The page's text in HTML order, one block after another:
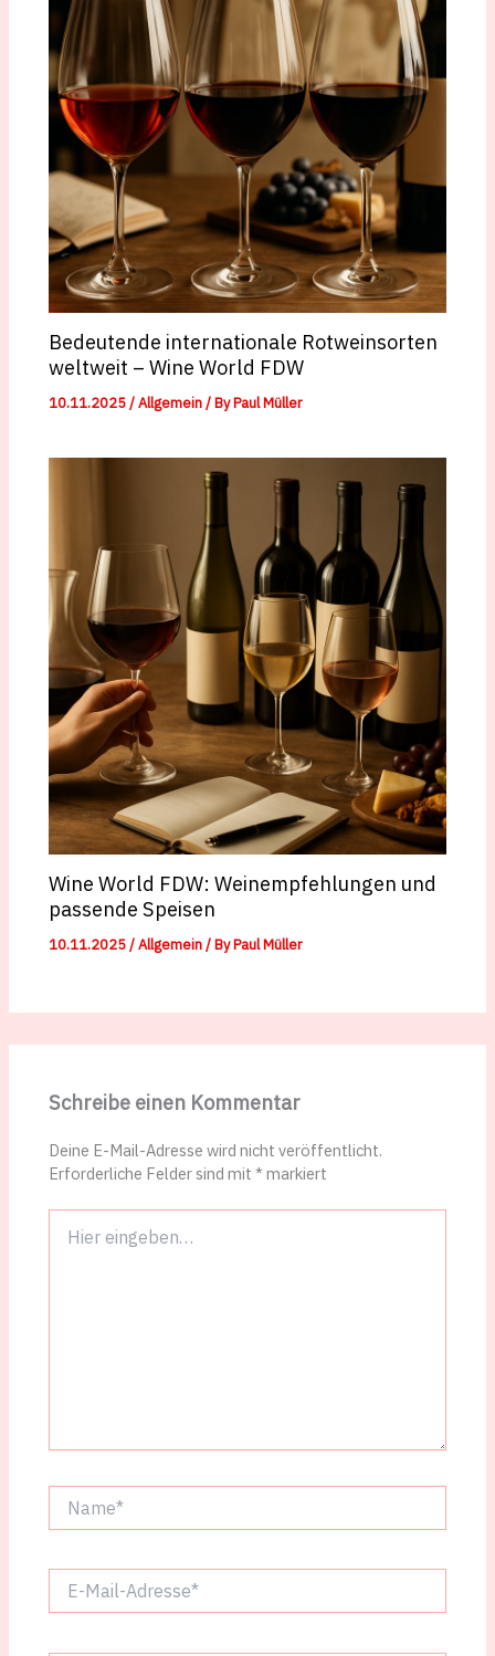
Bedeutende internationale Rotweinsorten
weltweit – Wine World FDW
10.11.2025/Allgemein/ ByPaul Müller
Wine World FDW: Weinempfehlungen und
passende Speisen
10.11.2025/Allgemein/ ByPaul Müller
Schreibe einen Kommentar
Deine E-Mail-Adresse wird nicht veröffentlicht.
Erforderliche Felder sind mit* markiert
eingeben…
Mail-